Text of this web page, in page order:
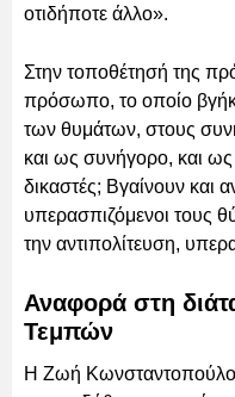
οτιδήποτε άλλο».
Στην τοποθέτησή της
πρόσωπο, το οποίο βγήκε
των θυμάτων, στους
και ως συνήγορο, και ως
δικαστές; Βγαίνουν και
υπερασπιζόμενοι τους
την αντιπολίτευση,
Αναφορά στη
Τεμπών
Η Ζωή